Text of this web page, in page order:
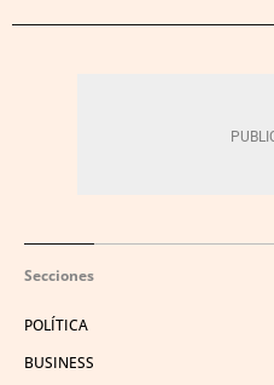
Secciones
POLÍTICA
BUSINESS